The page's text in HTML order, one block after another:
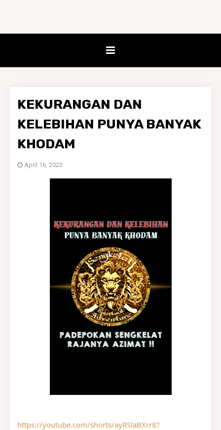
KEKURANGAN DAN
KELEBIHAN PUNYA BANYAK
KHODAM
April 16, 2023
https://youtube.com/shorts/ayRSlaBXrr8?